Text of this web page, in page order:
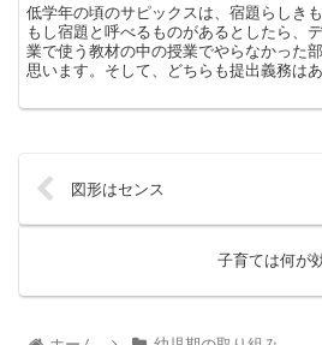
低学年の頃のサピックスは、宿題らしき
もし宿題と呼べるものがあるとしたら、
業で使う教材の中の授業でやらなかった
思います。そして、どちらも提出義務はあ
図形はセンス
子育ては何が